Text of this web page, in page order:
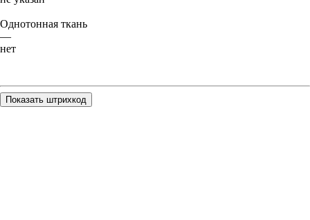
Однотонная ткань
—
нет
Показать штрихкод